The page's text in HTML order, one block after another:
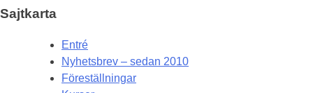
Sajtkarta
Entré
Nyhetsbrev – sedan 2010
Föreställningar